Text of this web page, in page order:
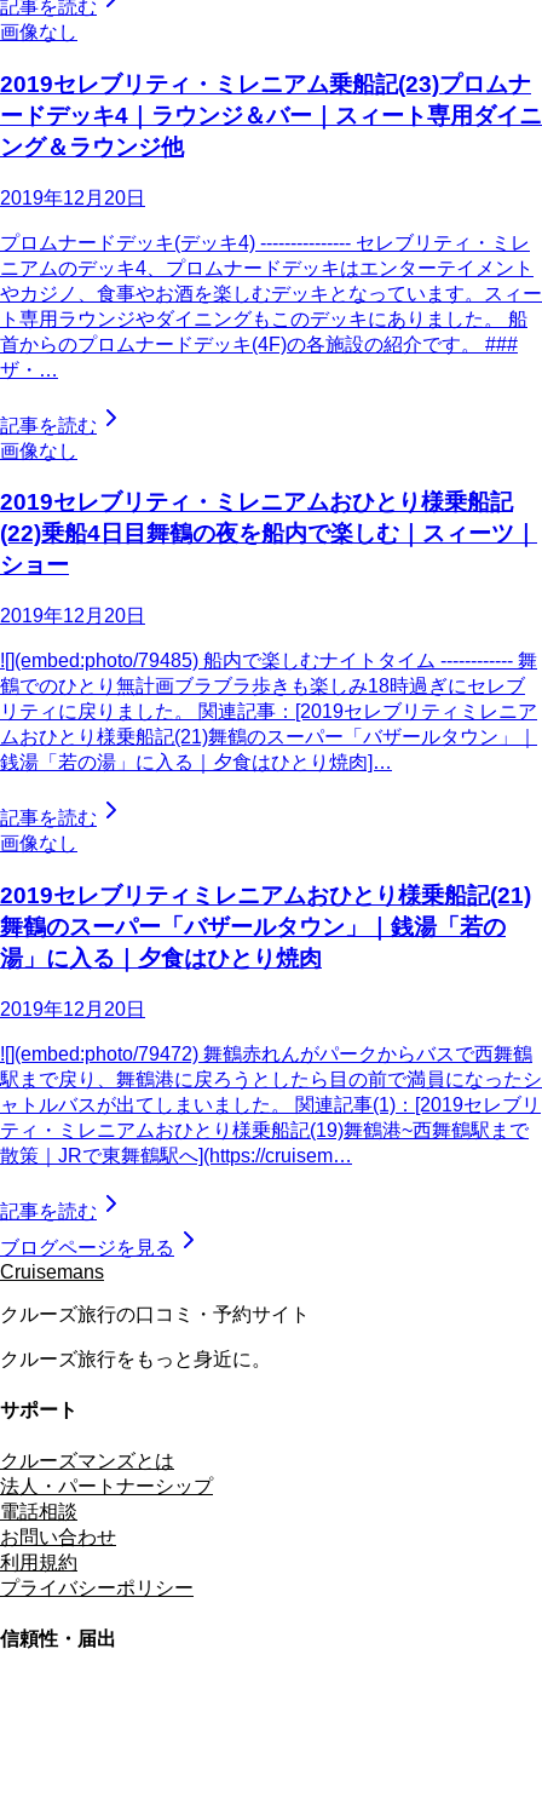
記事を読む
画像なし
2019セレブリティ・ミレニアム乗船記(23)プロムナ
ードデッキ4｜ラウンジ＆バー｜スィート専用ダイニ
ング＆ラウンジ他
2019年12月20日
プロムナードデッキ(デッキ4) --------------- セレブリティ・ミレ
ニアムのデッキ4、プロムナードデッキはエンターテイメント
やカジノ、食事やお酒を楽しむデッキとなっています。スィー
ト専用ラウンジやダイニングもこのデッキにありました。 船
首からのプロムナードデッキ(4F)の各施設の紹介です。 ###
ザ・…
記事を読む
画像なし
2019セレブリティ・ミレニアムおひとり様乗船記
(22)乗船4日目舞鶴の夜を船内で楽しむ｜スィーツ｜
ショー
2019年12月20日
![](embed:photo/79485) 船内で楽しむナイトタイム ------------ 舞
鶴でのひとり無計画ブラブラ歩きも楽しみ18時過ぎにセレブ
リティに戻りました。 関連記事：[2019セレブリティミレニア
ムおひとり様乗船記(21)舞鶴のスーパー「バザールタウン」｜
銭湯「若の湯」に入る｜夕食はひとり焼肉]…
記事を読む
画像なし
2019セレブリティミレニアムおひとり様乗船記(21)
舞鶴のスーパー「バザールタウン」｜銭湯「若の
湯」に入る｜夕食はひとり焼肉
2019年12月20日
![](embed:photo/79472) 舞鶴赤れんがパークからバスで西舞鶴
駅まで戻り、舞鶴港に戻ろうとしたら目の前で満員になったシ
ャトルバスが出てしまいました。 関連記事(1)：[2019セレブリ
ティ・ミレニアムおひとり様乗船記(19)舞鶴港~西舞鶴駅まで
散策｜JRで東舞鶴駅へ](https://cruisem…
記事を読む
ブログページを見る
Cruisemans
クルーズ旅行の口コミ・予約サイト
クルーズ旅行をもっと身近に。
サポート
クルーズマンズとは
法人・パートナーシップ
電話相談
お問い合わせ
利用規約
プライバシーポリシー
信頼性・届出